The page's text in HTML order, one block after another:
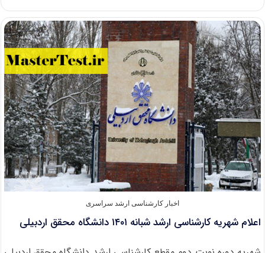
مرحله
نهایی
المپیاد
علمی
دانشجویی
۱۴۰۱
اخبار کارشناسی ارشد سراسری
اعلام شهریه کارشناسی ارشد شبانه ۱۴۰۱ دانشگاه محقق اردبیلی